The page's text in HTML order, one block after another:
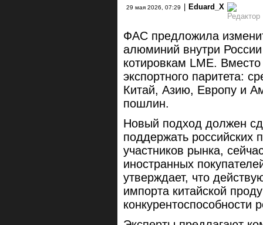
29 мая 2026, 07:29 Eduard_X
ФАС предложила
алюминий внутри России
котировкам LME.
экспортного паритета:
Китай, Азию, Европу и
пошлин.
Новый подход должен
поддержать российских
участников рынка,
иностранных
утверждает, что
импорта китайской
конкурентоспособности